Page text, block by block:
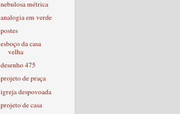
nebulosa métrica
analogia em verde
postes
esboço da casa
velha
desenho 475
projeto de praça
igreja despovoada
projeto de casa